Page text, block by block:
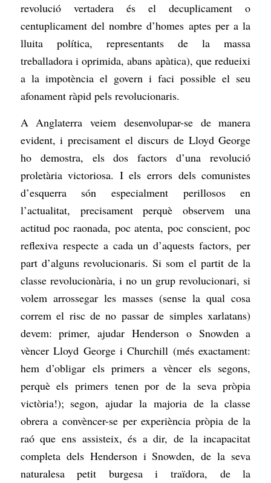
revolució vertadera és el decuplicament o
centuplicament del nombre d’homes aptes per a la
lluita política, representants de la massa
treballadora i oprimida, abans apàtica), que redueixi
a la impotència el govern i faci possible el seu
afonament ràpid pels revolucionaris.
A Anglaterra veiem desenvolupar-se de manera
evident, i precisament el discurs de Lloyd George
ho demostra, els dos factors d’una revolució
proletària victoriosa. I els errors dels comunistes
d’esquerra són especialment perillosos en
l’actualitat, precisament perquè observem una
actitud poc raonada, poc atenta, poc conscient, poc
reflexiva respecte a cada un d’aquests factors, per
part d’alguns revolucionaris. Si som el partit de la
classe revolucionària, i no un grup revolucionari, si
volem arrossegar les masses (sense la qual cosa
correm el risc de no passar de simples xarlatans)
devem: primer, ajudar Henderson o Snowden a
vèncer Lloyd George i Churchill (més exactament:
hem d’obligar els primers a vèncer els segons,
perquè els primers tenen por de la seva pròpia
victòria!); segon, ajudar la majoria de la classe
obrera a convèncer-se per experiència pròpia de la
raó que ens assisteix, és a dir, de la incapacitat
completa dels Henderson i Snowden, de la seva
naturalesa petit burgesa i traïdora, de la